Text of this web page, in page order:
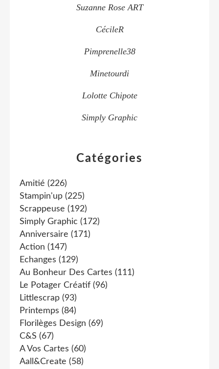
Catégories
Amitié (226)
Stampin'up (225)
Scrappeuse (192)
Simply Graphic (172)
Anniversaire (171)
Action (147)
Echanges (129)
Au Bonheur Des Cartes (111)
Le Potager Créatif (96)
Littlescrap (93)
Printemps (84)
Florilèges Design (69)
C&s (67)
A Vos Cartes (60)
Aall&create (58)
Suzanne Rose ART
CécileR
Pimprenelle38
Minetourdi
Lolotte Chipote
Simply Graphic